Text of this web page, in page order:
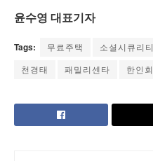
윤수영 대표기자
Tags: 무료주택 소셜시큐리티
천경태
패밀리센타 한인회